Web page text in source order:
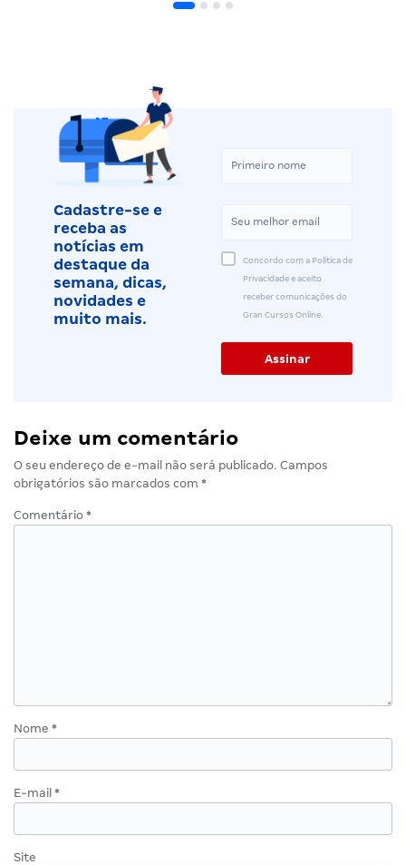
Cadastre-se e
receba as
notícias em
destaque da
semana, dicas,
novidades e
muito mais.
Concordo com a Política de
Privacidade e aceito
receber comunicações do
Gran Cursos Online.
Deixe um comentário
O seu endereço de e-mail não será publicado. Campos
obrigatórios são marcados com *
Comentário *
Nome *
E-mail *
Site